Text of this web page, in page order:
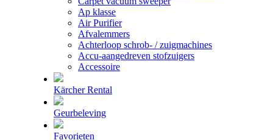
Ap klasse
Air Purifier
Afvalemmers
Achterloop schrob- / zuigmachines
Accu-aangedreven stofzuigers
Accessoire
Kärcher Rental
Geurbeleving
Favorieten